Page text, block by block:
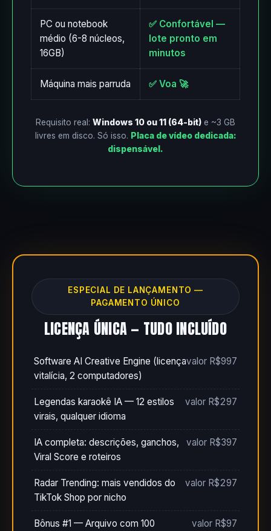
PC ou notebook
médio (6-8 núcleos,
16GB)
✅ Confortável —
lote pronto em
minutos
Máquina mais parruda ✅ Voa 🚀
Requisito real: Windows 10 ou 11 (64-bit) e ~3 GB
livres em disco. Só isso. Placa de vídeo dedicada:
dispensável.
ESPECIAL DE LANÇAMENTO —
PAGAMENTO ÚNICO
LICENÇA ÚNICA — TUDO INCLUÍDO
Software AI Creative Engine (licença
vitalícia, 2 computadores)
valor R$997
Legendas karaokê IA — 12 estilos
virais, qualquer idioma
valor R$297
IA completa: descrições, ganchos,
Viral Score e roteiros
valor R$397
Radar Trending: mais vendidos do
TikTok Shop por nicho
valor R$297
Bônus #1 — Arquivo com 100 valor R$97